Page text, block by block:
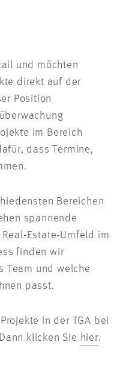
und möchten
direkt auf der
Position
im Bereich
dass Termine,
Bereichen
spannende
Estate-Umfeld im
finden wir
Team und welche
passt.
in der TGA bei
klicken Sie hier.